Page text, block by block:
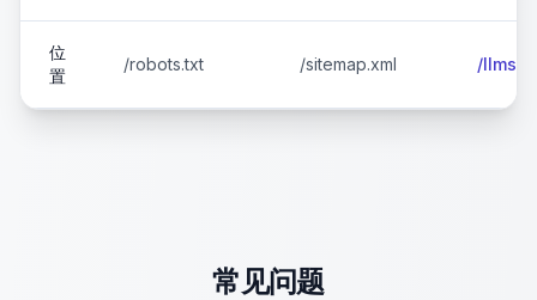
位
置
/robots.txt /sitemap.xml /
常见问题